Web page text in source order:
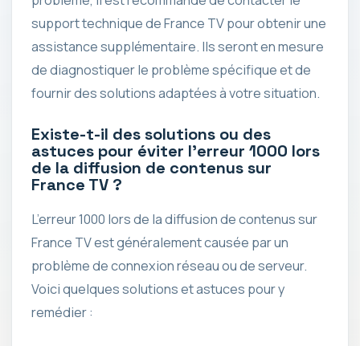
support technique de France TV pour obtenir une
assistance supplémentaire. Ils seront en mesure
de diagnostiquer le problème spécifique et de
fournir des solutions adaptées à votre situation.
Existe-t-il des solutions ou des
astuces pour éviter l’erreur 1000 lors
de la diffusion de contenus sur
France TV ?
L’erreur 1000 lors de la diffusion de contenus sur
France TV est généralement causée par un
problème de connexion réseau ou de serveur.
Voici quelques solutions et astuces pour y
remédier :